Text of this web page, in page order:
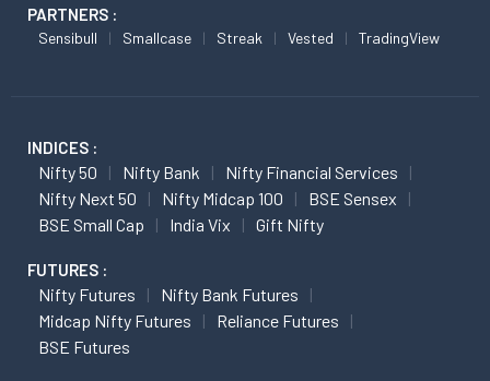
PARTNERS :
Sensibull Smallcase Streak Vested TradingView
INDICES :
Nifty 50 Nifty Bank
Nifty Financial Services
Nifty Next 50
Nifty Midcap 100
BSE Sensex
BSE Small Cap
India Vix Gift Nifty
FUTURES :
Nifty Futures
Nifty Bank Futures
Midcap Nifty Futures
Reliance Futures
BSE Futures